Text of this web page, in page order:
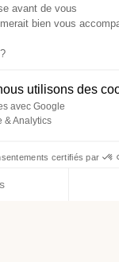
avant de vous
bien vous
utilisons des
avec Google
& Analytics
certifiés par